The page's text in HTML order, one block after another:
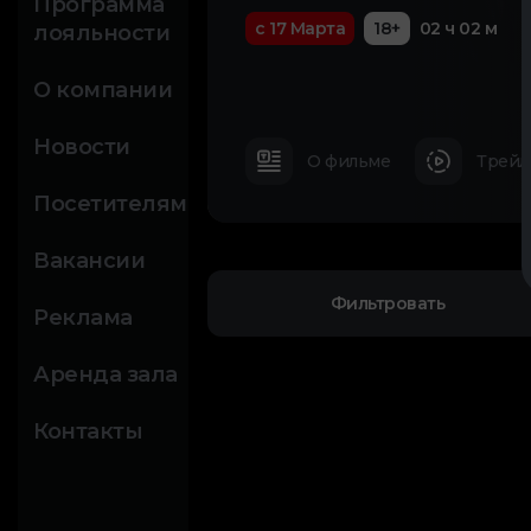
лояльности
О компании
Новости
Посетителям
Вакансии
Реклама
Аренда зала
Контакты
с 17 Марта 18+ 02 ч 02 м
О фильме
Фильтровать